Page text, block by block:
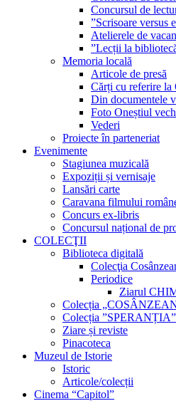
Concursul de
”Scrisoare versus
Atelierele de
”Lecții la
Memoria locală
Articole de presă
Cărți cu referire la
Din documentele
Foto Oneștiul
Vederi
Proiecte în parteneriat
Evenimente
Stagiunea muzicală
Expoziții și vernisaje
Lansări carte
Caravana filmului
Concurs ex-libris
Concursul național de
COLECŢII
Biblioteca digitală
Colecţia
Periodice
Ziarul
Colecția
Colecția ”SPERANȚIA”
Ziare și reviste
Pinacoteca
Muzeul de Istorie
Istoric
Articole/colecții
Cinema “Capitol”